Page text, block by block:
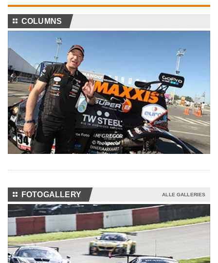
⚏ COLUMNS
⚏ FOTOGALLERY ALLE GALLERIES